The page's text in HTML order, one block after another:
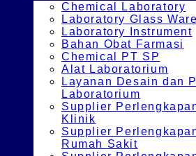
Chemical Laboratory
Laboratory Glass Ware
Laboratory Instrument
Bahan Obat Farmasi
Chemical PT SP
Alat Laboratorium
Layanan Desain dan
Laboratorium
Supplier
Klinik
Supplier
Rumah Sakit